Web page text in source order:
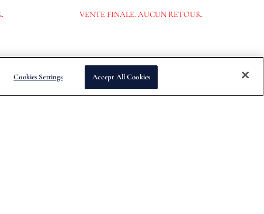
VENTE FINALE. AUCUN RETOUR.
de sortie des collections et d'autres offres spéciales.
Cookies Settings Accept All Cookies